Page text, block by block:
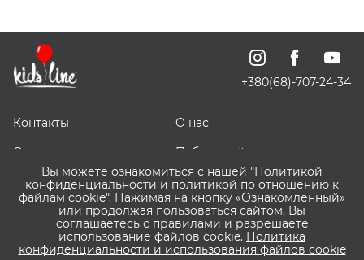
+380(68)-707-24-34
Контакты
О нас
Отзывы о нас
Публичный договор
СКИДОЧКИ
Доставка, оплата и
возврат
Оптовым покупателям
Сервис ВИШЛИСТ ВАУ
Что такое Пакунок
Бонусная программа
Вы можете ознакомиться с нашей "Политикой
конфиденциальности и политикой по отношению к
файлам cookie". Нажимая на кнопку «Ознакомленный»
или продолжая пользоваться сайтом, Вы
соглашаетесь с правилами и разрешаете
использование файлов cookie. Политика
конфиденциальности и использования файлов cookie